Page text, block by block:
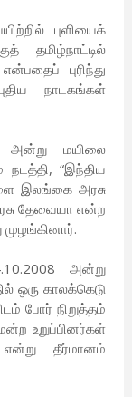
புளியைக்
தமிழ்நாட்டில்
புரிந்து
நாடகங்கள்
அன்று மயிலை
“இந்திய
இலங்கை அரசு
தேவையா என்ற
அன்று
ஒரு காலக்கெடு
போர் நிறுத்தம்
உறுப்பினர்கள்
தீர்மானம்